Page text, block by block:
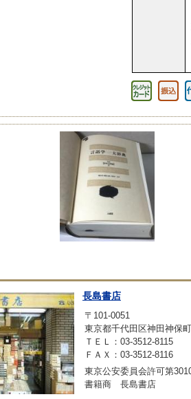
長島書店
〒101-0051
東京都千代田区神田神
ＴＥＬ：03-3512-8115
ＦＡＸ：03-3512-8116
東京公安委員会許可第
書籍商 長島書店